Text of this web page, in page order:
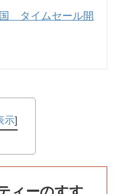
国 タイムセール開
示]